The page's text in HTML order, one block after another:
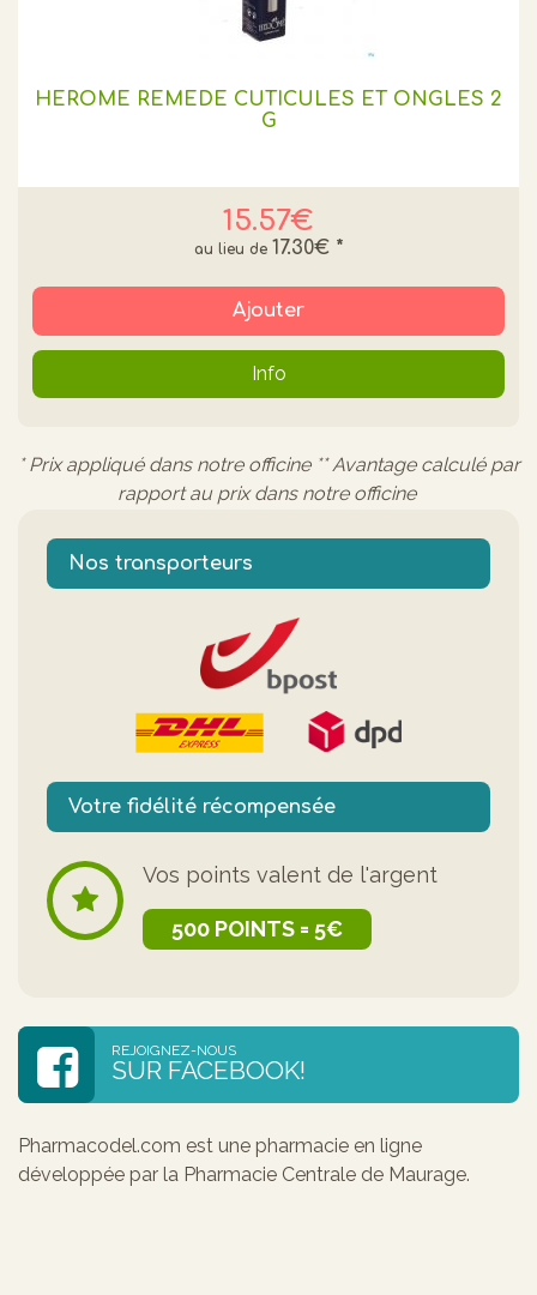
HEROME REMÈDE CUTICULES ET ONGLES 2
G
15.57€
17.30€ *
Ajouter
Info
* Prix appliqué dans notre officine ** Avantage calculé par
rapport au prix dans notre officine
Nos transporteurs
Votre fidélité récompensée
Vos points valent de l'argent
500 POINTS = 5€
REJOIGNEZ-NOUS
SUR FACEBOOK!
Pharmacodel.com est une pharmacie en ligne
développée par la Pharmacie Centrale de Maurage.